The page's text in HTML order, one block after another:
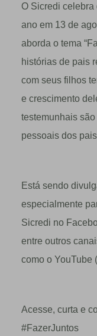
O Sicredi celebra
ano em 13 de
aborda o tema
histórias de pais
com seus filhos
e crescimento
testemunhais
pessoais dos
Está sendo
especialmente
Sicredi no
entre outros
como o YouTube (
Acesse, curta e
#FazerJuntos